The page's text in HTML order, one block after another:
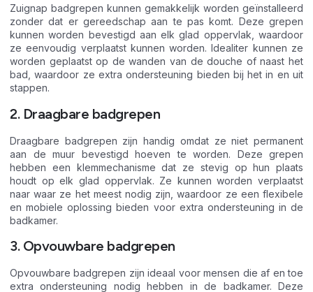
Zuignap badgrepen kunnen gemakkelijk worden geïnstalleerd
zonder dat er gereedschap aan te pas komt. Deze grepen
kunnen worden bevestigd aan elk glad oppervlak, waardoor
ze eenvoudig verplaatst kunnen worden. Idealiter kunnen ze
worden geplaatst op de wanden van de douche of naast het
bad, waardoor ze extra ondersteuning bieden bij het in en uit
stappen.
2. Draagbare badgrepen
Draagbare badgrepen zijn handig omdat ze niet permanent
aan de muur bevestigd hoeven te worden. Deze grepen
hebben een klemmechanisme dat ze stevig op hun plaats
houdt op elk glad oppervlak. Ze kunnen worden verplaatst
naar waar ze het meest nodig zijn, waardoor ze een flexibele
en mobiele oplossing bieden voor extra ondersteuning in de
badkamer.
3. Opvouwbare badgrepen
Opvouwbare badgrepen zijn ideaal voor mensen die af en toe
extra ondersteuning nodig hebben in de badkamer. Deze